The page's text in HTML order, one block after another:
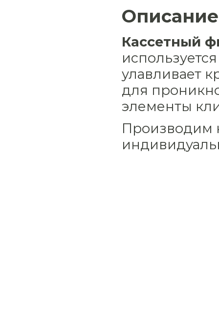
Описание
Кассетный
улавливает
для
элементы
Производим